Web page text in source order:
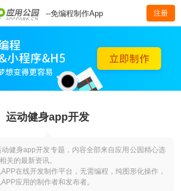
--免编程制作App 注册
运动健身app开发
健身app开发专题，内容全部来自应用公园精心选
关的最新资讯。
在线开发制作平台，无需编程，纯图形化操作，
应用的制作者和发布者。